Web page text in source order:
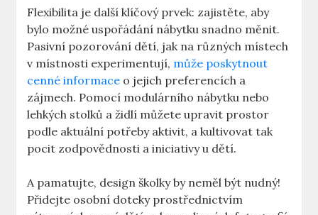
Flexibilita je další klíčový prvek: zajistěte, aby
bylo možné uspořádání nábytku snadno měnit.
Pasivní pozorování dětí, jak na různých místech
v místnosti experimentují, může poskytnout
cenné informace o jejich preferencích a
zájmech. Pomocí modulárního nábytku nebo
lehkých stolků a židlí můžete upravit prostor
podle aktuální potřeby aktivit, a kultivovat tak
pocit zodpovědnosti a iniciativy u dětí.
A pamatujte, design školky by neměl být nudný!
Přidejte osobní doteky prostřednictvím